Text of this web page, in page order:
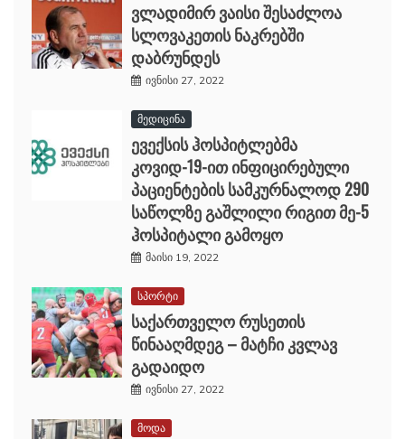
ვლადიმირ ვაისი შესაძლოა
სლოვაკეთის ნაკრებში
დაბრუნდეს
ივნისი 27, 2022
მედიცინა
ევექსის ჰოსპიტლებმა
კოვიდ-19-ით ინფიცირებული
პაციენტების სამკურნალოდ 290
საწოლზე გაშლილი რიგით მე-5
ჰოსპიტალი გამოყო
მაისი 19, 2022
სპორტი
საქართველო რუსეთის
წინააღმდეგ – მატჩი კვლავ
გადაიდო
ივნისი 27, 2022
მოდა